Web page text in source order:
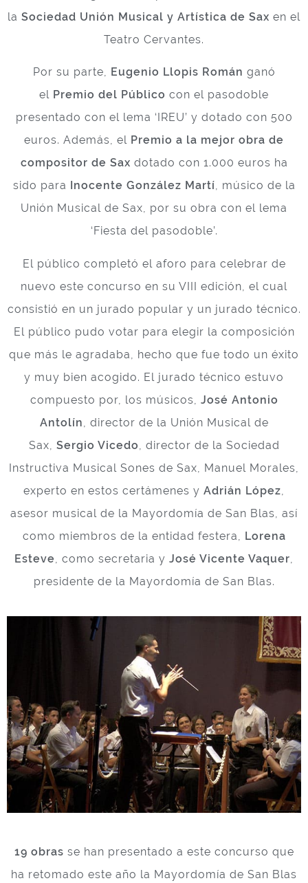
la Sociedad Unión Musical y Artística de Sax en el
Teatro Cervantes.
Por su parte, Eugenio Llopis Román ganó
el Premio del Público con el pasodoble
presentado con el lema ‘IREU’ y dotado con 500
euros. Además, el Premio a la mejor obra de
compositor de Sax dotado con 1.000 euros ha
sido para
Inocente González Martí, músico de la
Unión Musical de Sax, por su obra con el lema
‘Fiesta del pasodoble’.
El público completó el aforo para celebrar de
nuevo este concurso en su VIII edición, el cual
consistió en un jurado popular y un jurado técnico.
El público pudo votar para elegir la composición
que más le agradaba, hecho que fue todo un éxito
y muy bien acogido. El jurado técnico estuvo
compuesto por, los músicos, José Antonio
Antolín, director de la Unión Musical de
Sax, Sergio Vicedo, director de la Sociedad
Instructiva Musical Sones de Sax, Manuel Morales,
experto en estos certámenes y Adrián López,
asesor musical de la Mayordomía de San Blas, así
como miembros de la entidad festera, Lorena
Esteve, como secretaria y José Vicente Vaquer,
presidente de la Mayordomía de San Blas.
19 obras se han presentado a este concurso que
ha retomado este año la Mayordomía de San Blas